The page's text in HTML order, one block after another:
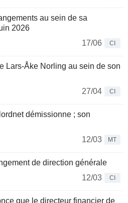
au sein de sa
2026
17/06
CI
Lars-Åke Norling au sein de son
27/04
CI
démissionne ; son
12/03
MT
de direction générale
12/03
CI
que le directeur financier de